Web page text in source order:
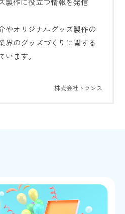
やオリジナルグッズ製作の
界のグッズづくりに関する
ます。
株式会社トランス